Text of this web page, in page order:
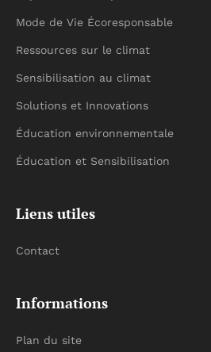
Mode de Vie Écoresponsable
Ressources sur le climat
Sensibilisation au climat
Solutions et Innovations
Éducation environnementale
Éducation et Sensibilisation
Liens utiles
Contact
Informations
Plan du site